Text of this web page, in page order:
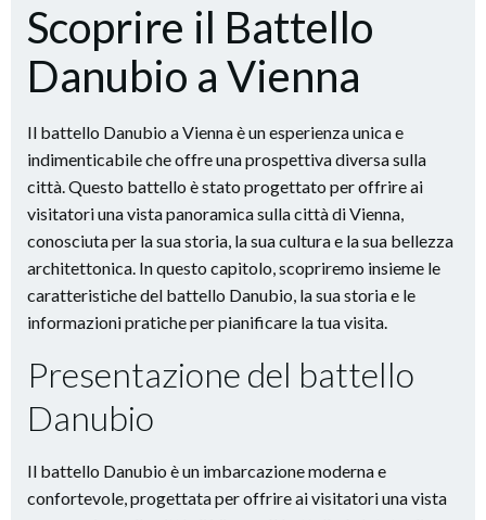
Scoprire il Battello
Danubio a Vienna
Il battello Danubio a Vienna è un esperienza unica e
indimenticabile che offre una prospettiva diversa sulla
città. Questo battello è stato progettato per offrire ai
visitatori una vista panoramica sulla città di Vienna,
conosciuta per la sua storia, la sua cultura e la sua bellezza
architettonica. In questo capitolo, scopriremo insieme le
caratteristiche del battello Danubio, la sua storia e le
informazioni pratiche per pianificare la tua visita.
Presentazione del battello
Danubio
Il battello Danubio è un imbarcazione moderna e
confortevole, progettata per offrire ai visitatori una vista